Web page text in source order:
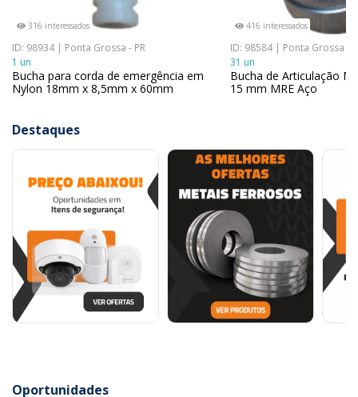
316 interessados
ID: 98934 | Ponta Grossa - PR
1 un
Bucha para corda de emergência em
Nylon 18mm x 8,5mm x 60mm
416 interessados
ID: 98584 | Ponta Grossa -
31 un
Bucha de Articulação
15 mm MRE Aço
Destaques
Oportunidades